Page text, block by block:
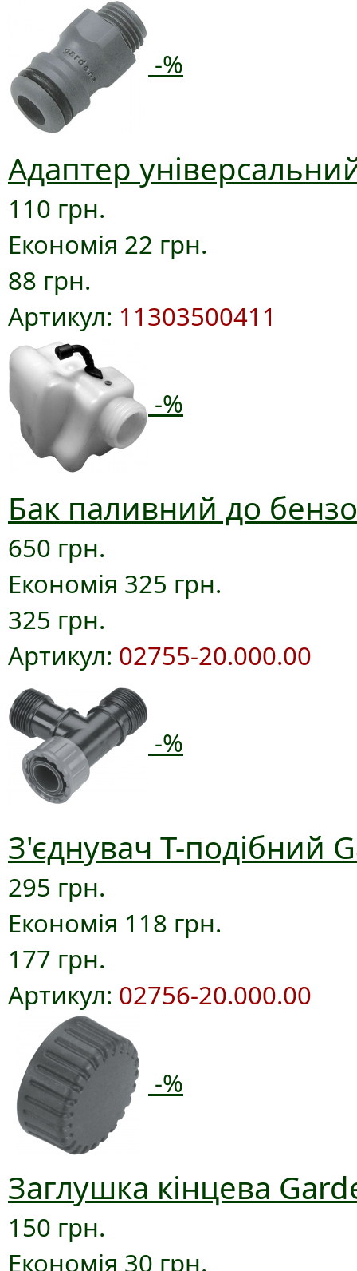
-%
Адаптер
110 грн.
Економія 22 грн.
88 грн.
Артикул: 11303500411
-%
Бак паливний до
650 грн.
Економія 325 грн.
325 грн.
Артикул: 02755-20.000.00
-%
З'єднувач T-подібний
295 грн.
Економія 118 грн.
177 грн.
Артикул: 02756-20.000.00
-%
Заглушка кінцева
150 грн.
Економія 30 грн.